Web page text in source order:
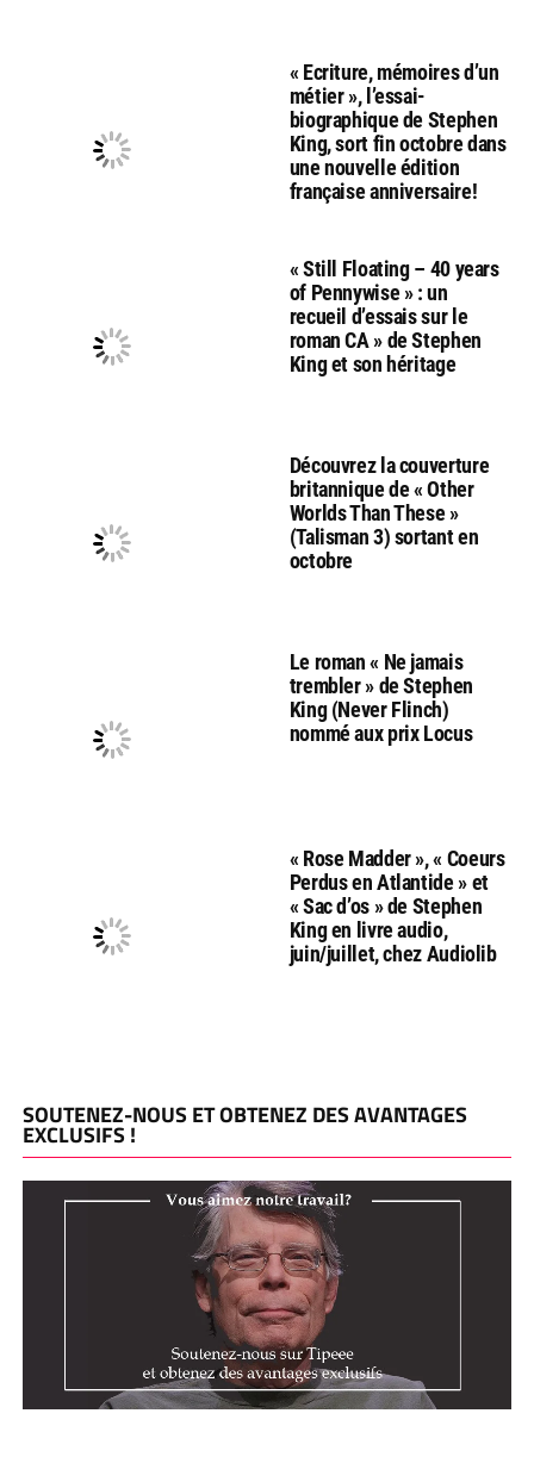
« Ecriture, mémoires d’un
métier », l’essai-
biographique de Stephen
King, sort fin octobre dans
une nouvelle édition
française anniversaire!
« Still Floating – 40 years
of Pennywise » : un
recueil d’essais sur le
roman CA » de Stephen
King et son héritage
Découvrez la couverture
britannique de « Other
Worlds Than These »
(Talisman 3) sortant en
octobre
Le roman « Ne jamais
trembler » de Stephen
King (Never Flinch)
nommé aux prix Locus
« Rose Madder », « Coeurs
Perdus en Atlantide » et
« Sac d’os » de Stephen
King en livre audio,
juin/juillet, chez Audiolib
SOUTENEZ-NOUS ET OBTENEZ DES AVANTAGES
EXCLUSIFS !